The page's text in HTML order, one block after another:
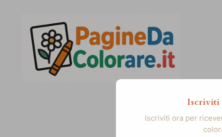
contenuto
Iscriviti
Iscriviti ora per